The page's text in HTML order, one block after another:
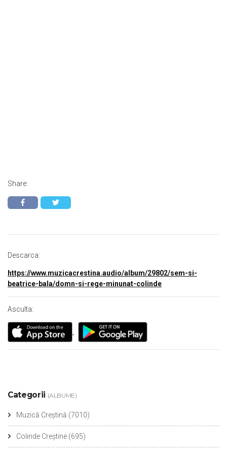
Share:
Descarca:
https://www.muzicacrestina.audio/album/29802/sem-si-
beatrice-bala/domn-si-rege-minunat-colinde
Asculta:
Categorii (ALBUME)
Muzică Creștină (7010)
Colinde Creștine (695)